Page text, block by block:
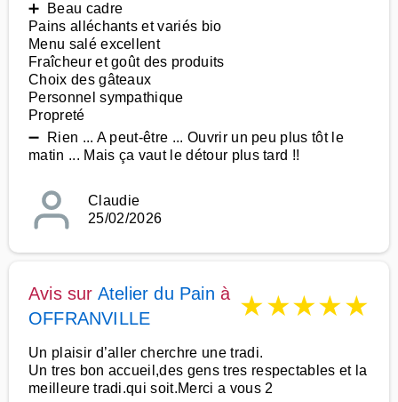
➕ Beau cadre
Pains alléchants et variés bio
Menu salé excellent
Fraîcheur et goût des produits
Choix des gâteaux
Personnel sympathique
Propreté
➖ Rien ... A peut-être ... Ouvrir un peu plus tôt le
matin ... Mais ça vaut le détour plus tard !!
Claudie
25/02/2026
Avis sur Atelier du Pain à
OFFRANVILLE
★★★★★
Un plaisir d’aller cherchre une tradi.
Un tres bon accueil,des gens tres respectables et la
meilleure tradi.qui soit.Merci a vous 2